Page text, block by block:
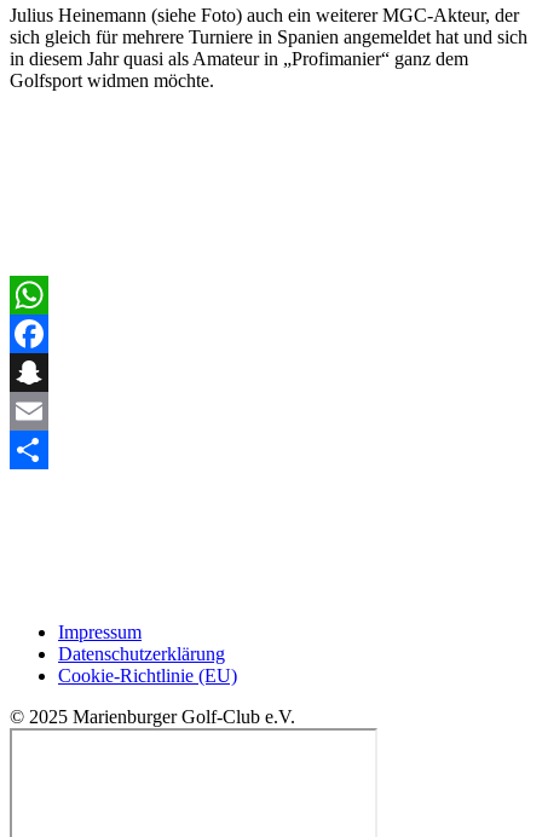
Julius Heinemann (siehe Foto) auch ein weiterer MGC-Akteur, der
sich gleich für mehrere Turniere in Spanien angemeldet hat und sich
in diesem Jahr quasi als Amateur in „Profimanier“ ganz dem
Golfsport widmen möchte.
WhatsApp
Facebook
Snapchat
Email
Impressum
Datenschutzerklärung
Cookie-Richtlinie (EU)
© 2025 Marienburger Golf-Club e.V.